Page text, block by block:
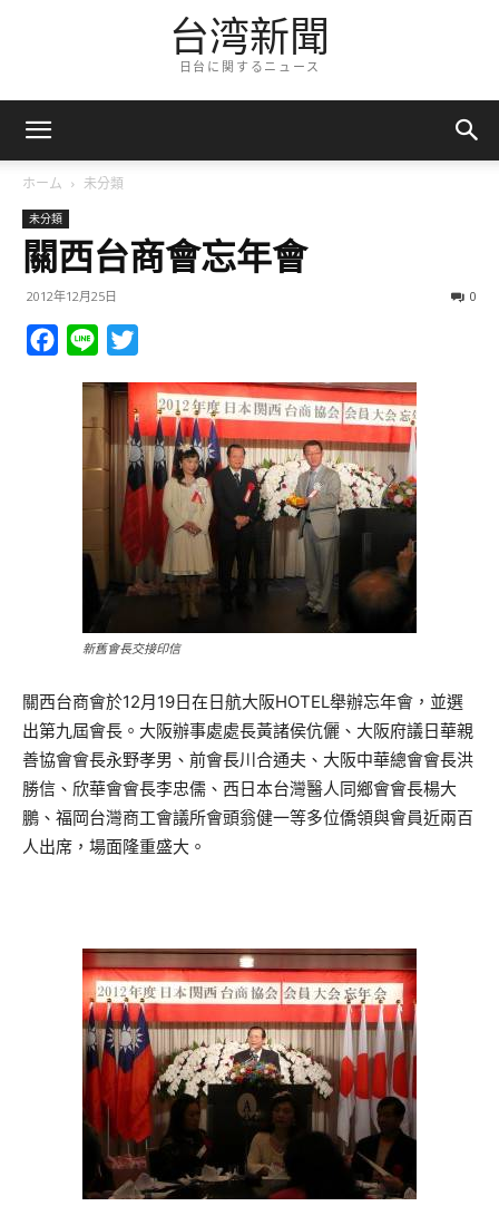
台湾新聞
日台に関するニュース
ホーム 未分類
未分類
關西台商會忘年會
2012年12月25日 0
Facebook
Line
新舊會長交接印信
關西台商會於12月19日在日航大阪HOTEL舉辦忘年會，並選
出第九屆會長。大阪辦事處處長黃諸侯伉儷、大阪府議日華親
善協會會長永野孝男、前會長川合通夫、大阪中華總會會長洪
勝信、欣華會會長李忠儒、西日本台灣醫人同鄉會會長楊大
鵬、福岡台灣商工會議所會頭翁健一等多位僑領與會員近兩百
人出席，場面隆重盛大。